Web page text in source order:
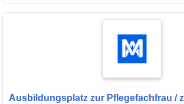
Ausbildungsplatz zur Pflegefachfrau /